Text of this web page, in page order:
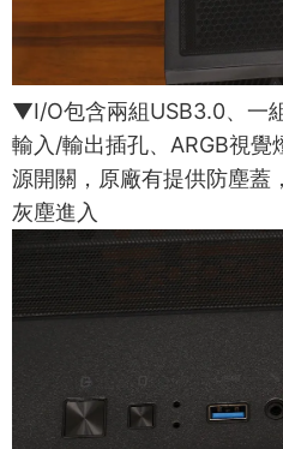
▼I/O包含兩組USB3.0、一
輸入/輸出插孔、ARGB視覺
源開關，原廠有提供防塵蓋
灰塵進入